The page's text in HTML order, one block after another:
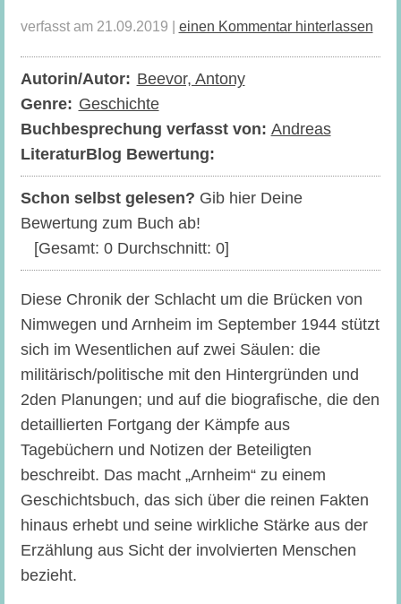
verfasst am 21.09.2019 | einen Kommentar hinterlassen
Autorin/Autor: Beevor, Antony
Genre: Geschichte
Buchbesprechung verfasst von: Andreas
LiteraturBlog Bewertung:
Schon selbst gelesen? Gib hier Deine
Bewertung zum Buch ab!
[Gesamt: 0Durchschnitt: 0]
Diese Chronik der Schlacht um die Brücken von
Nimwegen und Arnheim im September 1944 stützt
sich im Wesentlichen auf zwei Säulen: die
militärisch/politische mit den Hintergründen und
2den Planungen; und auf die biografische, die den
detaillierten Fortgang der Kämpfe aus
Tagebüchern und Notizen der Beteiligten
beschreibt. Das macht „Arnheim“ zu einem
Geschichtsbuch, das sich über die reinen Fakten
hinaus erhebt und seine wirkliche Stärke aus der
Erzählung aus Sicht der involvierten Menschen
bezieht.